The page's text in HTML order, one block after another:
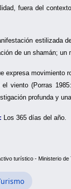
fuera del
estilizada
de un shamán; un
expresa movimiento
el viento (Porras
profunda y
Los 365 días del año.
turístico - Ministerio de